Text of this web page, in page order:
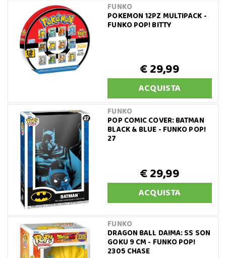
FUNKO
POKEMON 12PZ MULTIPACK -
FUNKO POP! BITTY
€ 29,99
ACQUISTA
FUNKO
POP COMIC COVER: BATMAN
BLACK & BLUE - FUNKO POP!
27
€ 29,99
ACQUISTA
FUNKO
DRAGON BALL DAIMA: SS SON
GOKU 9 CM - FUNKO POP!
2305 CHASE